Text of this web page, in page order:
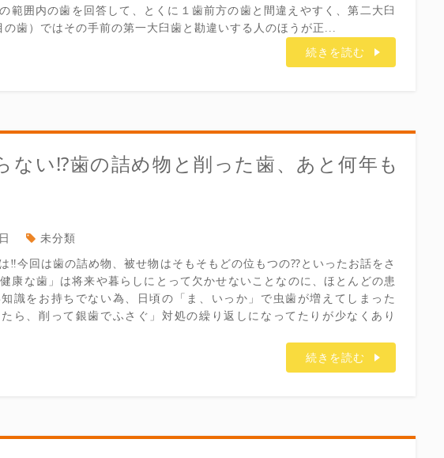
範囲内の歯を回答して、とくに１歯前方の歯と間違えやすく、第二大臼
の歯）ではその手前の第一大臼歯と勘違いする人のほうが正...
続きを読む
ない⁉︎歯の詰め物と削った歯、あと何年も
未分類
‼︎今回は歯の詰め物、被せ物はそもそもどの位もつの⁇といったお話をさ
健康な歯」は将来や暮らしにとって欠かせないことなのに、ほとんどの患
識をお持ちでない為、日頃の「ま、いっか」で虫歯が増えてしまった
ら、削って銀歯でふさぐ」対処の繰り返しになってたりが少なくあり
続きを読む